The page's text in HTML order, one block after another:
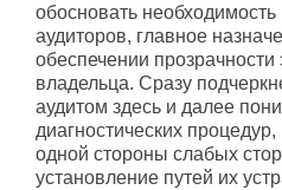
обосновать необходимость
аудиторов, главное
обеспечении
владельца. Сразу
аудитом здесь и далее
диагностических
одной стороны слабых
установление путей их